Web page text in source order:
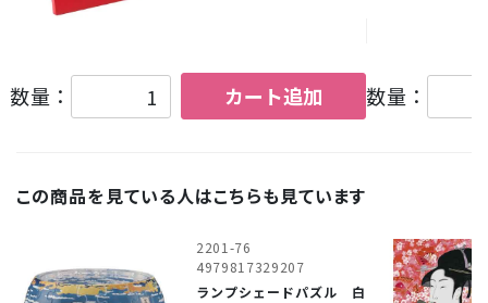
数量： カート追加 数量：
この商品を見ている人はこちらも見ています
2201-76
4979817329207
ランプシェードパズル 白